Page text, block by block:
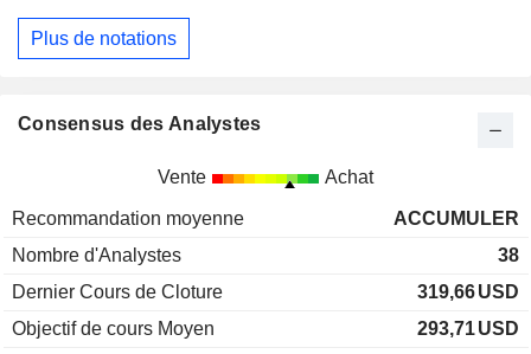
Plus de notations
Consensus des Analystes
Vente Achat
Recommandation moyenne
ACCUMULER
Nombre d'Analystes
38
Dernier Cours de Cloture
319,66USD
Objectif de cours Moyen
293,71USD